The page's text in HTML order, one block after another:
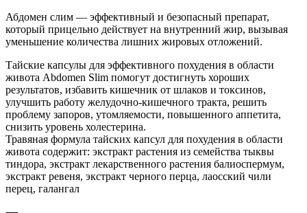
Абдомен слим — эффективный и безопасный препарат,
который прицельно действует на внутренний жир, вызывая
уменьшение количества лишних жировых отложений.
Тайские капсулы для эффективного похудения в области
живота Abdomen Slim помогут достигнуть хороших
результатов, избавить кишечник от шлаков и токсинов,
улучшить работу желудочно-кишечного тракта, решить
проблему запоров, утомляемости, повышенного аппетита,
снизить уровень холестерина.
Травяная формула тайских капсул для похудения в области
живота содержит: экстракт растения из семейства тыквы
тиндора, экстракт лекарственного растения балиоспермум,
экстракт ревеня, экстракт черного перца, лаосский чили
перец, галангал